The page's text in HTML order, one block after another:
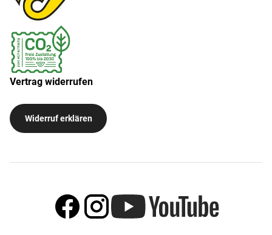
Vertrag widerrufen
Widerruf erklären